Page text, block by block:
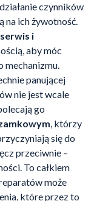
czynników
na ich żywotność.
serwis i
aby móc
mechanizmu.
panującej
nie jest wcale
go
, którzy
się do
przeciwnie –
To całkiem
może
które przez to